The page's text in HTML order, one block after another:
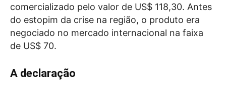
comercializado pelo valor de US$ 118,30. Antes
do estopim da crise na região, o produto era
negociado no mercado internacional na faixa
de US$ 70.
A declaração